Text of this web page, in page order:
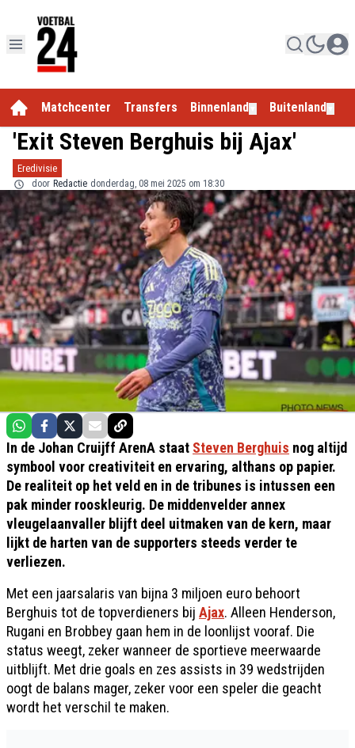
Matchcenter Transfers Binnenland Buitenland
'Exit Steven Berghuis bij Ajax'
Eredivisie
door Redactie donderdag, 08 mei 2025 om 18:30
In de Johan Cruijff ArenA staat Steven Berghuis nog altijd
symbool voor creativiteit en ervaring, althans op papier.
De realiteit op het veld en in de tribunes is intussen een
pak minder rooskleurig. De middenvelder annex
vleugelaanvaller blijft deel uitmaken van de kern, maar
lijkt de harten van de supporters steeds verder te
verliezen.
Met een jaarsalaris van bijna 3 miljoen euro behoort
Berghuis tot de topverdieners bij Ajax. Alleen Henderson,
Rugani en Brobbey gaan hem in de loonlijst vooraf. Die
status weegt, zeker wanneer de sportieve meerwaarde
uitblijft. Met drie goals en zes assists in 39 wedstrijden
oogt de balans mager, zeker voor een speler die geacht
wordt het verschil te maken.